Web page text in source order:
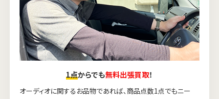
1点からでも無料出張買取！
オーディオに関するお品物であれば、商品点数1点でもニー